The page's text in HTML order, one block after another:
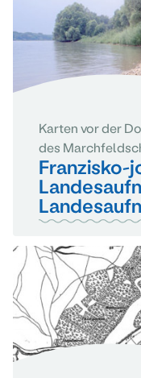
Karten vor der
des
Franzisko-